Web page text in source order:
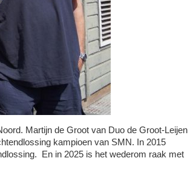
Martijn de Groot van Duo de Groot-Leijen
kampioen van SMN. In 2015
En in 2025 is het wederom raak met